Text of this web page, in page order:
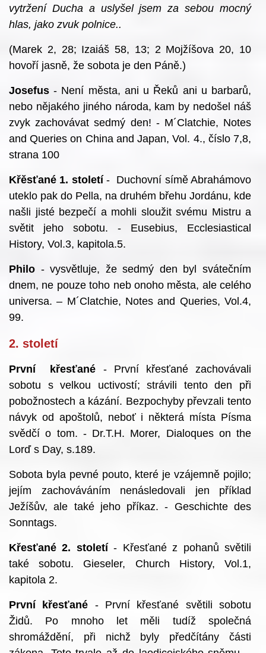
vytržení Ducha a uslyšel jsem za sebou mocný
hlas, jako zvuk polnice..
(Marek 2, 28; Izaiáš 58, 13; 2 Mojžíšova 20, 10
hovoří jasně, že sobota je den Páně.)
Josefus - Není města, ani u Řeků ani u barbarů,
nebo nějakého jiného národa, kam by nedošel náš
zvyk zachovávat sedmý den! - M´Clatchie, Notes
and Queries on China and Japan, Vol. 4., číslo 7,8,
strana 100
Křěsťané 1. století- Duchovní símě Abrahámovo
uteklo pak do Pella, na druhém břehu Jordánu, kde
našli jisté bezpečí a mohli sloužit svému Mistru a
světit jeho sobotu. - Eusebius, Ecclesiastical
History, Vol.3, kapitola.5.
Philo - vysvětluje, že sedmý den byl svátečním
dnem, ne pouze toho neb onoho města, ale celého
universa. – M´Clatchie, Notes and Queries, Vol.4,
99.
2. století
První křesťané - První křesťané zachovávali
sobotu s velkou uctivostí; strávili tento den při
pobožnostech a kázání. Bezpochyby převzali tento
návyk od apoštolů, neboť i některá místa Písma
svědčí o tom. - Dr.T.H. Morer, Dialoques on the
Lorď s Day, s.189.
Sobota byla pevné pouto, které je vzájemně pojilo;
jejím zachováváním nenásledovali jen příklad
Ježíšův, ale také jeho příkaz. - Geschichte des
Sonntags.
Křesťané 2. století- Křesťané z pohanů světili
také sobotu. Gieseler, Church History, Vol.1,
kapitola 2.
První křesťané - První křesťané světili sobotu
Židů. Po mnoho let měli tudíž společná
shromáždění, při nichž byly předčítány části